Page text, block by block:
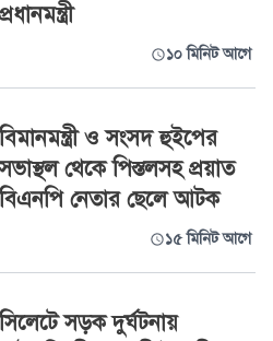
প্রধানমন্ত্রী
১০ মিনিট আগে
ও সংসদ হুইপের
থেকে পিস্তলসহ প্রয়াত
নেতার ছেলে আটক
১৫ মিনিট আগে
সড়ক দুর্ঘটনায়